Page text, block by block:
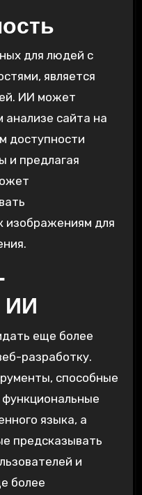
для людей с
является
ИИ может
анализе сайта на
доступности
и предлагая
изображениям для
ИИ
еще более
разработку.
способные
языка, а
предсказывать
и
более